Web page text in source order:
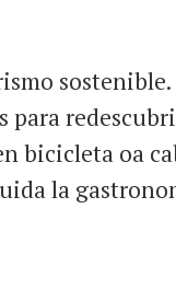
sostenible.
para
bicicleta oa
la